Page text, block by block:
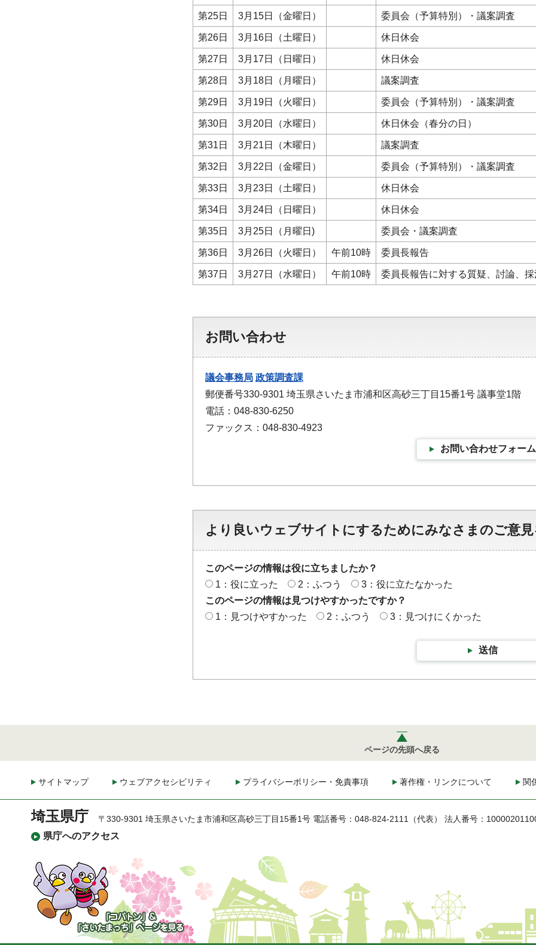
第25日 3月15日（金曜日） 委員会（予算特別）・議案調査
第26日 3月16日（土曜日） 休日休会
第27日 3月17日（日曜日） 休日休会
第28日 3月18日（月曜日） 議案調査
第29日 3月19日（火曜日） 委員会（予算特別）・議案調査
第30日 3月20日（水曜日） 休日休会（春分の日）
第31日 3月21日（木曜日） 議案調査
第32日 3月22日（金曜日） 委員会（予算特別）・議案調査
第33日 3月23日（土曜日） 休日休会
第34日 3月24日（日曜日） 休日休会
第35日 3月25日（月曜日) 委員会・議案調査
第36日 3月26日（火曜日） 午前10時 委員長報告
第37日 3月27日（水曜日） 午前10時 委員長報告に対する質疑、討論、
お問い合わせ
議会事務局 政策調査課
郵便番号330-9301 埼玉県さいたま市浦和区高砂三丁目15番1号 議事堂1階
電話：048-830-6250
ファックス：048-830-4923
お問い合わせフォーム
より良いウェブサイトにするためにみなさまのご意
このページの情報は役に立ちましたか？
1：役に立った
2：ふつう
3：役に立たなかった
このページの情報は見つけやすかったですか？
1：見つけやすかった
2：ふつう 3：見つけにくかった
送信
ページの先頭へ戻る
サイトマップ ウェブアクセシビリティ プライバシーポリシー・免責事項 著作権・リンクについて 関
埼玉県庁
県庁へのアクセス
〒330-9301 埼玉県さいたま市浦和区高砂三丁目15番1号 電話番号：048-824-2111（代表） 法人番号：
「コバトン」&「さいた
まっち」